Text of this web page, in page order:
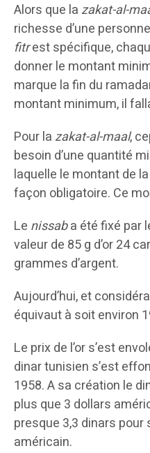
Alors que la zakat-al-
richesse d’une
fitrest spécifique,
donner le montant
marque la fin du
montant minimum, il
Pour la zakat-al-maal,
besoin d’une quantité
laquelle le montant de
façon obligatoire. Ce
Le nissaba été fixé par
valeur de 85 g d’or 24
grammes d’argent.
Aujourd’hui, et
équivaut à soit environ
Le prix de l’or s’est
dinar tunisien s’est
1958. A sa création le
plus que 3 dollars
presque 3,3 dinars
américain.